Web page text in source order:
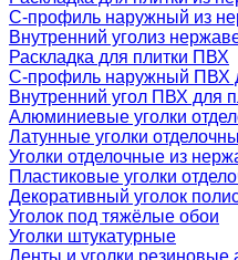
С-профиль наружный из
Внутренний уголиз
Раскладка для плитки ПВХ
С-профиль наружный ПВХ
Внутренний угол ПВХ для
Алюминиевые уголки
Латунные уголки
Уголки отделочные из
Пластиковые уголки
Декоративный уголок
Уголок под тяжёлые обои
Уголки штукатурные
Ленты и уголки